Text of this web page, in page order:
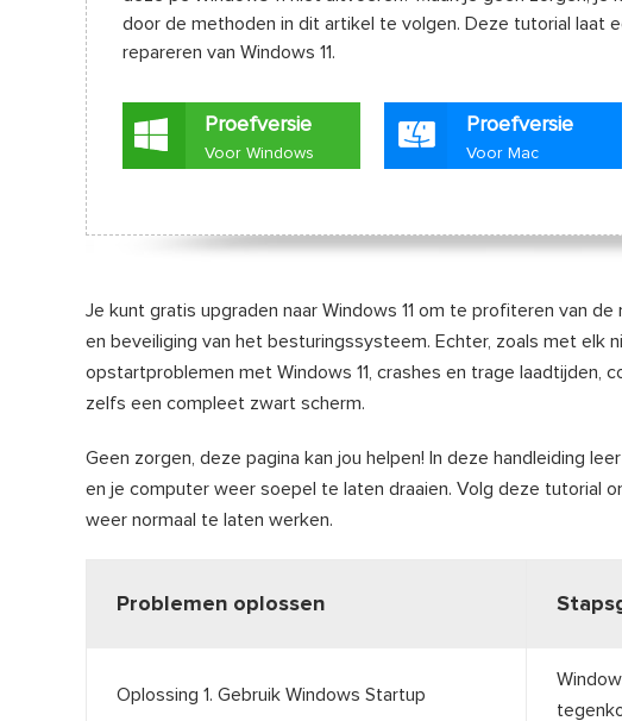
door de methoden in dit artikel te volgen. Deze tutorial laat
repareren van Windows 11.
Proefversie
Voor Windows
Proefversie
Voor Mac
Je kunt gratis upgraden naar Windows 11 om te profiteren van
en beveiliging van het besturingssysteem. Echter, zoals met elk
opstartproblemen met Windows 11, crashes en trage laadtijden,
zelfs een compleet zwart scherm.
Geen zorgen, deze pagina kan jou helpen! In deze handleiding
en je computer weer soepel te laten draaien. Volg deze tutorial
weer normaal te laten werken.
Problemen oplossen
Oplossing 1. Gebruik Windows Startup